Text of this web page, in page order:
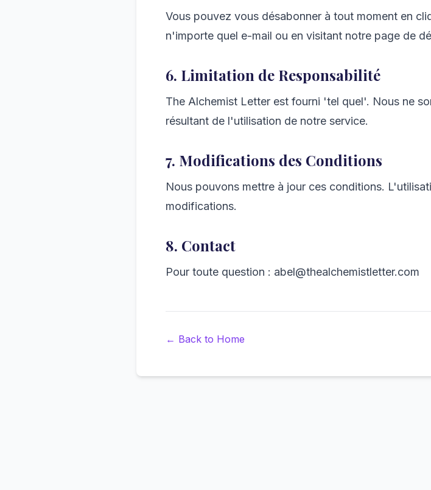
Vous pouvez vous désabonner à tout moment en
n'importe quel e-mail ou en visitant notre page de
6. Limitation de Responsabilité
The Alchemist Letter est fourni 'tel quel'. Nous ne
résultant de l'utilisation de notre service.
7. Modifications des Conditions
Nous pouvons mettre à jour ces conditions.
modifications.
8. Contact
Pour toute question : abel@thealchemistletter.com
← Back to Home